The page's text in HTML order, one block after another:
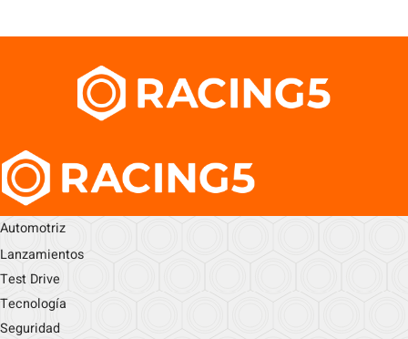
Automotriz
Lanzamientos
Test Drive
Tecnología
Seguridad